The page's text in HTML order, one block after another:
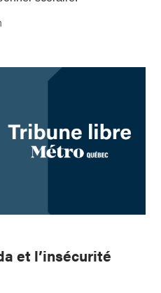
et l’insécurité